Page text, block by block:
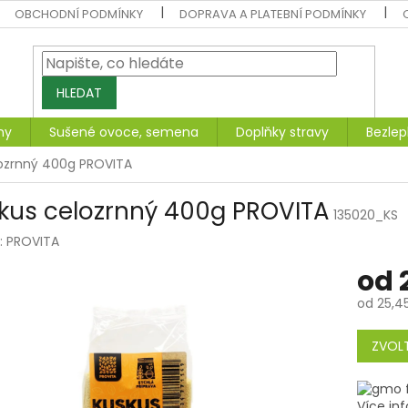
OBCHODNÍ PODMÍNKY DOPRAVA A PLATEBNÍ PODMÍNKY
HLEDAT
Sušené ovoce, semena Doplňky stravy
400g PROVITA
celozrnný 400g PROVITA 135020_KS
PROVITA
od
od
Měrná
cena: